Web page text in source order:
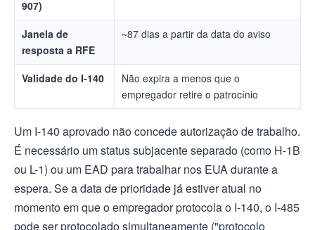
907)
Janela de
resposta a RFE
~87 dias a partir da data do aviso
Validade do I-140
Não expira a menos que o
empregador retire o patrocínio
Um I-140 aprovado não concede autorização de trabalho.
É necessário um status subjacente separado (como H-1B
ou L-1) ou um EAD para trabalhar nos EUA durante a
espera. Se a data de prioridade já estiver atual no
momento em que o empregador protocola o I-140, o I-485
pode ser protocolado simultaneamente ("protocolo